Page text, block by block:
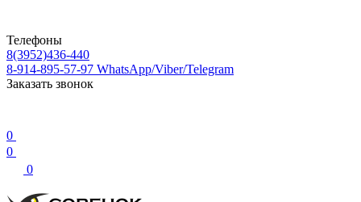
Телефоны
8(3952)436-440
8-914-895-57-97 WhatsApp/Viber/Telegram
Заказать звонок
0
0
0